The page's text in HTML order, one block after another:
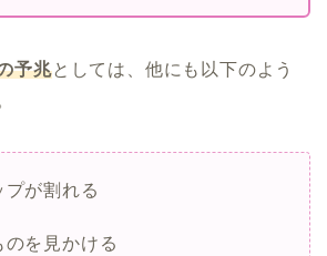
予兆としては、他にも以下のよう
プが割れる
のを見かける